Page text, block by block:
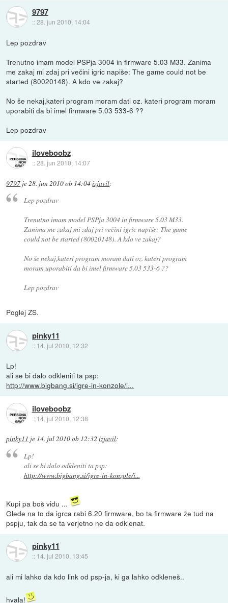
9797
::28. jun 2010, 14:04
Lep pozdrav
Trenutno imam model PSPja 3004 in firmware 5.03 M33. Zanima
me zakaj mi zdaj pri večini igric napiše: The game could not be
started (80020148). A kdo ve zakaj?
No še nekaj,kateri program moram dati oz. kateri program moram
uporabiti da bi imel firmware 5.03 533-6 ??
Lep pozdrav
iloveboobz
::28. jun 2010, 14:07
9797 je28. jun 2010 ob 14:04izjavil:
Lep pozdrav
Trenutno imam model PSPja 3004 in firmware 5.03 M33.
Zanima me zakaj mi zdaj pri večini igric napiše: The game
could not be started (80020148). A kdo ve zakaj?
No še nekaj,kateri program moram dati oz. kateri program
moram uporabiti da bi imel firmware 5.03 533-6 ??
Lep pozdrav
Poglej ZS.
pinky11
:: 14. jul 2010, 12:32
Lp!
ali se bi dalo odkleniti ta psp:
http://www.bigbang.si/igre-in-konzole/i...
iloveboobz
:: 14. jul 2010, 12:38
pinky11 je 14. jul 2010 ob 12:32 izjavil:
Lp!
ali se bi dalo odkleniti ta psp:
http://www.bigbang.si/igre-in-konzole/i...
Kupi pa boš vidu ...
Glede na to da igrca rabi 6.20 firmware, bo ta firmware že tud na
pspju, tak da se ta verjetno ne da odklenat.
pinky11
:: 14. jul 2010, 13:45
ali mi lahko da kdo link od psp-ja, ki ga lahko odkleneš..
hvala!